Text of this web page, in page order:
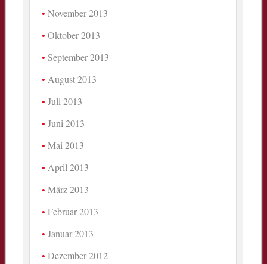
November 2013
Oktober 2013
September 2013
August 2013
Juli 2013
Juni 2013
Mai 2013
April 2013
März 2013
Februar 2013
Januar 2013
Dezember 2012